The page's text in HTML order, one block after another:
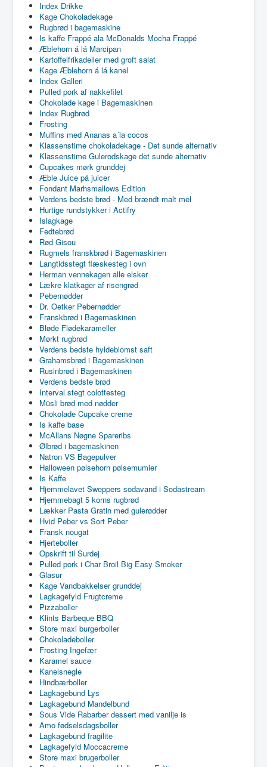
Index Drikke
Kage Chokoladekage
Rugbrød i bagemaskine
Is kaffe Frappé ala McDonalds Mocha Frappé
Æblehorn á lá Marcipan
Kartoffelfrikadeller med groft salat
Kage Æblehorn á lá kanel
Index Galleri
Pulled pork af nakkefilet
Chokolade kage i Bagemaskinen
Index Rugbrød
Frosting
Muffins med Ananas a´la cocos
Klassenstime chokoladekage - Det sunde alternativ
Klassenstime Gulerodskage det sunde alternativ
Cupcakes mørk grunddej
Æble Juice på juicer
Fondant Marhsmallows Edition
Verdens bedste brød - Med brændt malt mel
Hurtige rundstykker i Actifry
Islagkage
Fedtebrød
Rød Gisou
Rugmels franskbrød i Bagemaskinen
Langtidsstegt flæskesteg i ovn
Herman vennekagen alle elsker
Lækre klatkager af risengrød
Pebernødder
Dr. Oetker Pebernødder
Franskbrød i Bagemaskinen
Bløde Flødekarameller
Mørkt rugbrød
Verdens bedste hyldeblomst saft
Grahamsbrød i Bagemaskinen
Rusinbrød i Bagemaskinen
Verdens bedste brød
Interval stegt colottesteg
Müsli brød med nødder
Chokolade Cupcake creme
Is kaffe base
McAllans Nøgne Spareribs
Ølbrød i bagemaskinen
Natron VS Bagepulver
Halloween pølsehorn pølsemumier
Is Kaffe
Hjemmelavet Sweppers sodavand i Sodastream
Hjemmebagt 5 korns rugbrød
Lækker Pasta Gratin med gulerødder
Hvid Peber vs Sort Peber
Fransk nougat
Hjerteboller
Opskrift til Surdej
Pulled pork i Char Broil Big Easy Smoker
Glasur
Kage Vandbakkelser grunddej
Lagkagefyld Frugtcreme
Pizzaboller
Klints Barbeque BBQ
Store maxi burgerboller
Chokoladeboller
Frosting Ingefær
Karamel sauce
Kanelsnegle
Hindbærboller
Lagkagebund Lys
Lagkagebund Mandelbund
Sous Vide Rabarber dessert med vanilje is
Amo fødselsdagsboller
Lagkagebund fragilite
Lagkagefyld Moccacreme
Store maxi brugerboller